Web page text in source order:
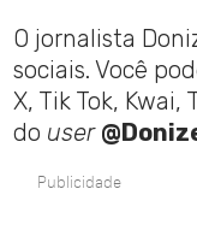
O jornalista
sociais. Você
X, Tik Tok, Kwai,
do user
Publicidade